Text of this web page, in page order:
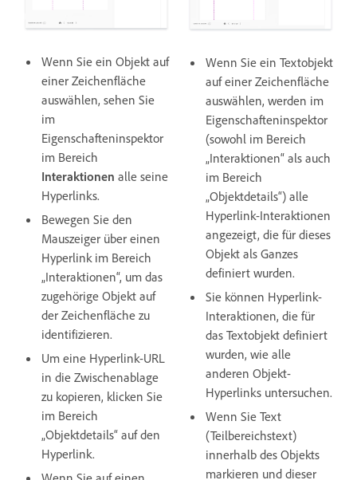
Wenn Sie ein Objekt auf
einer Zeichenfläche
auswählen, sehen Sie
im
Eigenschafteninspektor
im Bereich
Interaktionen alle seine
Hyperlinks.
Bewegen Sie den
Mauszeiger über einen
Hyperlink im Bereich
„Interaktionen“, um das
zugehörige Objekt auf
der Zeichenfläche zu
identifizieren.
Um eine Hyperlink-URL
in die Zwischenablage
zu kopieren, klicken Sie
im Bereich
„Objektdetails“ auf den
Hyperlink.
Wenn Sie ein Textobjekt
auf einer Zeichenfläche
auswählen, werden im
Eigenschafteninspektor
(sowohl im Bereich
„Interaktionen“ als auch
im Bereich
„Objektdetails“) alle
Hyperlink-Interaktionen
angezeigt, die für dieses
Objekt als Ganzes
definiert wurden.
Sie können Hyperlink-
Interaktionen, die für
das Textobjekt definiert
wurden, wie alle
anderen Objekt-
Hyperlinks untersuchen.
Wenn Sie Text
(Teilbereichstext)
innerhalb des Objekts
markieren und dieser